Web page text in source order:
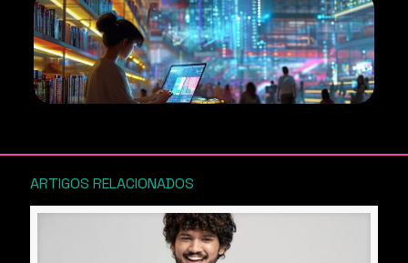
ARTIGOS RELACIONADOS